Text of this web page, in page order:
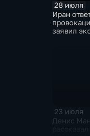
28 июля
Иран
заявил
23 июля
Денис